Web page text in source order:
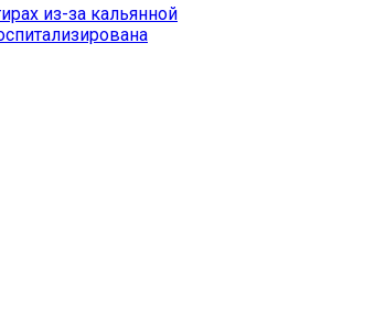
из-за кальянной